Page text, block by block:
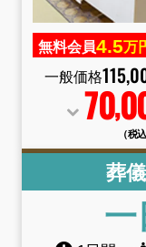
無料会員4.5万
一般価格115,
70,
（税
葬
一